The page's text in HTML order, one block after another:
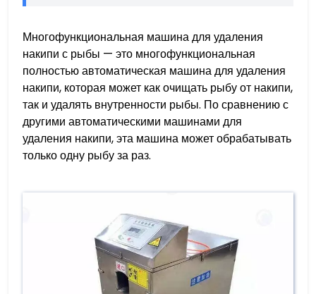
Многофункциональная машина для удаления
накипи с рыбы — это многофункциональная
полностью автоматическая машина для удаления
накипи, которая может как очищать рыбу от накипи,
так и удалять внутренности рыбы. По сравнению с
другими автоматическими машинами для
удаления накипи, эта машина может обрабатывать
только одну рыбу за раз.